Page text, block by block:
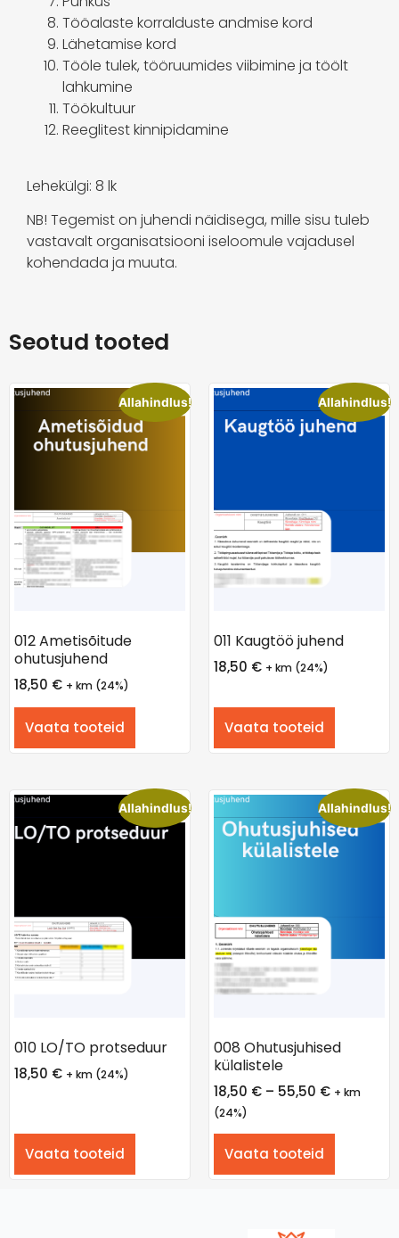
Tööalaste korralduste andmise kord
Lähetamise kord
Tööle tulek, tööruumides viibimine ja töölt
lahkumine
Töökultuur
Reeglitest kinnipidamine
Lehekülgi: 8 lk
NB! Tegemist on juhendi näidisega, mille sisu tuleb
vastavalt organisatsiooni iseloomule vajadusel
kohendada ja muuta.
Seotud tooted
Allahindlus!
012 Ametisõitude
ohutusjuhend
18,50 € + km (24%)
Vaata tooteid
Allahindlus!
011 Kaugtöö juhend
18,50 € + km (24%)
Vaata tooteid
Allahindlus!
010 LO/TO protseduur
18,50 € + km (24%)
Vaata tooteid
Allahindlus!
008 Ohutusjuhised
külalistele
18,50 € – 55,50 € + km
(24%)
Vaata tooteid